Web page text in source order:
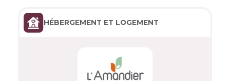
HÉBERGEMENT ET LOGEMENT